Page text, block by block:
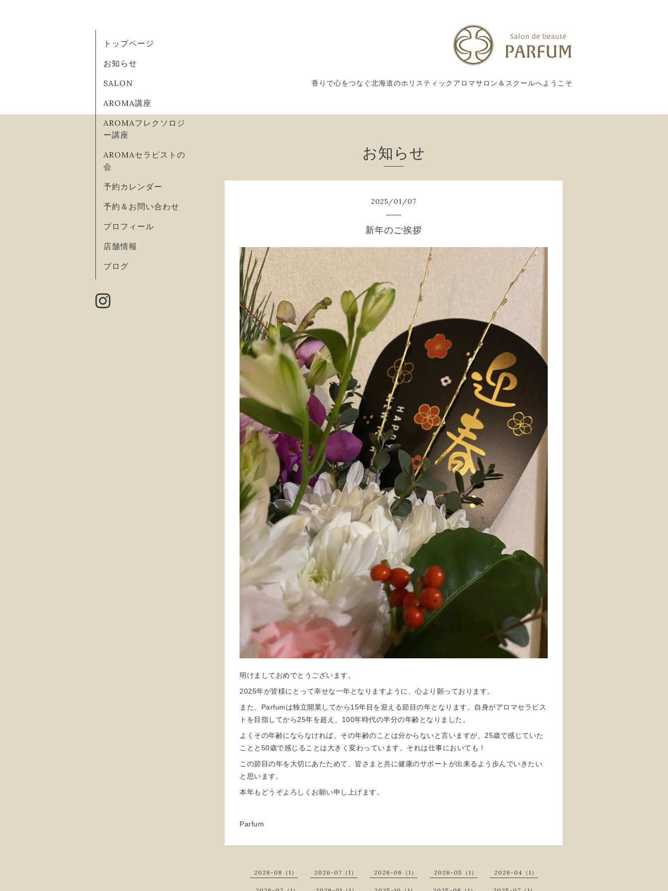
香りで心をつなぐ北海道のホリスティックアロマサロン＆スクールへようこそ
トップページ
お知らせ
SALON
AROMA講座
AROMAフレクソロジ
ー講座
AROMAセラピストの
会
予約カレンダー
予約＆お問い合わせ
プロフィール
店舗情報
ブログ
お知らせ
2025/01/07
新年のご挨拶
明けましておめでとうございます。
2025年が皆様にとって幸せな一年となりますように、心より願っております。
また、Parfumは独立開業してから15年目を迎える節目の年となります。自身がアロマセラピス
トを目指してから25年を超え、100年時代の半分の年齢となりました。
よくその年齢にならなければ、その年齢のことは分からないと言いますが、25歳で感じていた
ことと50歳で感じることは大きく変わっています。それは仕事においても！
この節目の年を大切にあたためて、皆さまと共に健康のサポートが出来るよう歩んでいきたい
と思います。
本年もどうぞよろしくお願い申し上げます。
Parfum
2026-08（1） 2026-07（1） 2026-06（1） 2026-05（1） 2026-04（1）